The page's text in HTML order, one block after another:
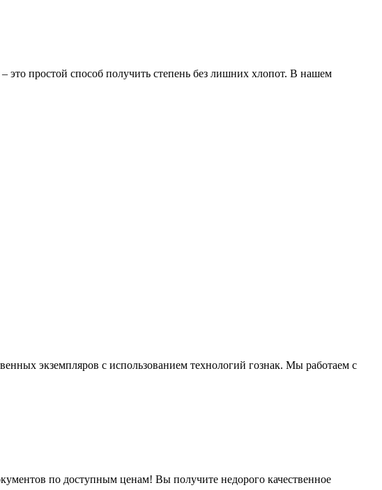
это простой способ получить степень без лишних хлопот. В нашем
экземпляров с использованием технологий гознак. Мы работаем с
по доступным ценам! Вы получите недорого качественное